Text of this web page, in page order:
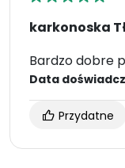
karkonoska
Bardzo dobre
Data
Przydatne